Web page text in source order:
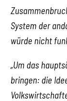
System der
würde nicht
„Um das
bringen: die